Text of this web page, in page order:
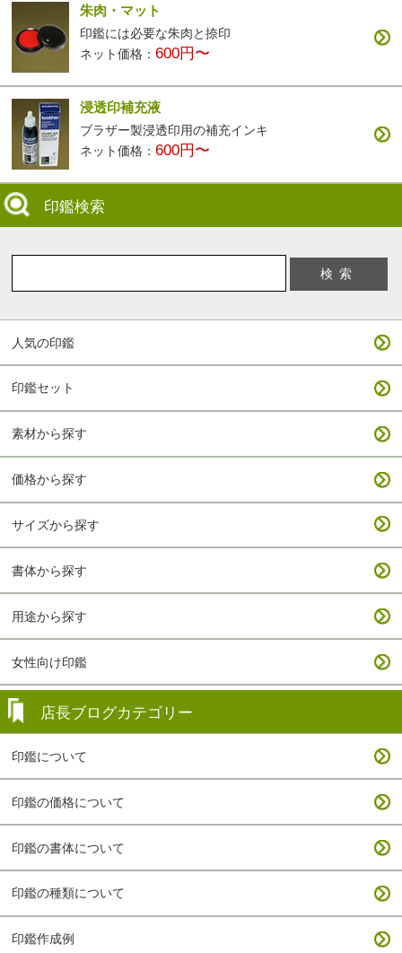
朱肉・マット
印鑑には必要な朱肉と捺印
ネット価格：600円〜
浸透印補充液
ブラザー製浸透印用の補充インキ
ネット価格：600円〜
印鑑検索
人気の印鑑
印鑑セット
素材から探す
価格から探す
サイズから探す
書体から探す
用途から探す
女性向け印鑑
店長ブログカテゴリー
印鑑について
印鑑の価格について
印鑑の書体について
印鑑の種類について
印鑑作成例